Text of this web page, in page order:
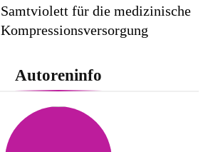
Samtviolett für die medizinische
Kompressionsversorgung
PEPE JEANS LONDON AW26
Flachste mechanische
Autoreninfo